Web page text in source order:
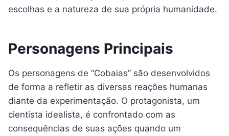
escolhas e a natureza de sua própria humanidade.
Personagens Principais
Os personagens de “Cobaias” são desenvolvidos
de forma a refletir as diversas reações humanas
diante da experimentação. O protagonista, um
cientista idealista, é confrontado com as
consequências de suas ações quando um